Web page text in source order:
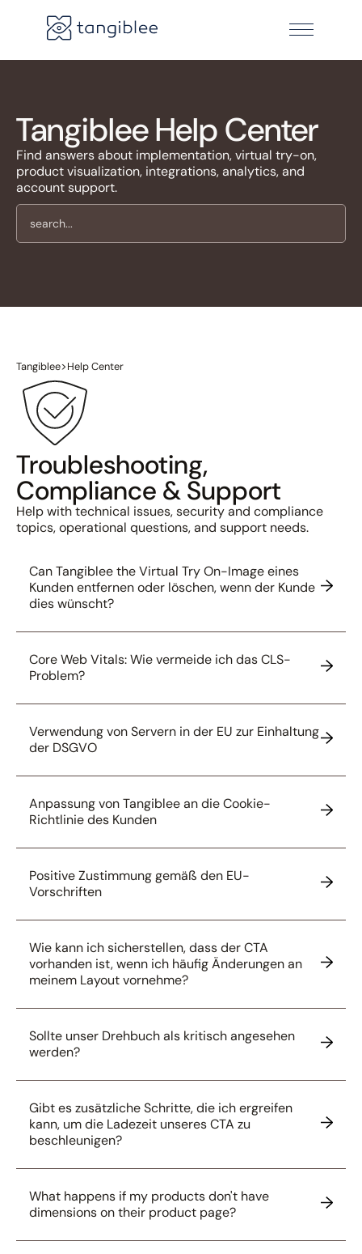
Tangiblee Help Center
Find answers about implementation, virtual try-on,
product visualization, integrations, analytics, and
account support.
Tangiblee>Help Center
Troubleshooting,
Compliance & Support
Help with technical issues, security and compliance
topics, operational questions, and support needs.
Can Tangiblee the Virtual Try On-Image eines
Kunden entfernen oder löschen, wenn der Kunde
dies wünscht?
Core Web Vitals: Wie vermeide ich das CLS-
Problem?
Verwendung von Servern in der EU zur Einhaltung
der DSGVO
Anpassung von Tangiblee an die Cookie-
Richtlinie des Kunden
Positive Zustimmung gemäß den EU-
Vorschriften
Wie kann ich sicherstellen, dass der CTA
vorhanden ist, wenn ich häufig Änderungen an
meinem Layout vornehme?
Sollte unser Drehbuch als kritisch angesehen
werden?
Gibt es zusätzliche Schritte, die ich ergreifen
kann, um die Ladezeit unseres CTA zu
beschleunigen?
What happens if my products don't have
dimensions on their product page?